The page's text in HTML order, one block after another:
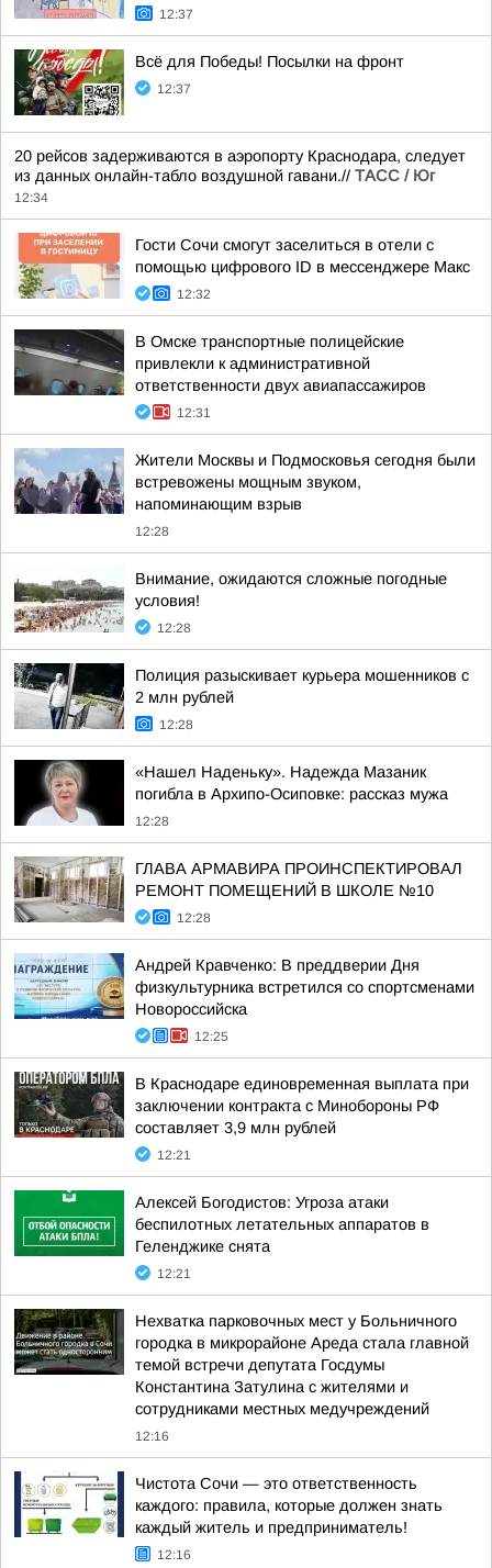
12:37
Всё для Победы! Посылки на фронт
12:37
20 рейсов задерживаются в аэропорту Краснодара, следует
из данных онлайн-табло воздушной гавани.// ТАСС / Юг
12:34
Гости Сочи смогут заселиться в отели с
помощью цифрового ID в мессенджере Макс
12:32
В Омске транспортные полицейские
привлекли к административной
ответственности двух авиапассажиров
12:31
Жители Москвы и Подмосковья сегодня были
встревожены мощным звуком,
напоминающим взрыв
12:28
Внимание, ожидаются сложные погодные
условия!
12:28
Полиция разыскивает курьера мошенников с
2 млн рублей
12:28
«Нашел Наденьку». Надежда Мазаник
погибла в Архипо-Осиповке: рассказ мужа
12:28
ГЛАВА АРМАВИРА ПРОИНСПЕКТИРОВАЛ
РЕМОНТ ПОМЕЩЕНИЙ В ШКОЛЕ №10
12:28
Андрей Кравченко: В преддверии Дня
физкультурника встретился со спортсменами
Новороссийска
12:25
В Краснодаре единовременная выплата при
заключении контракта с Минобороны РФ
составляет 3,9 млн рублей
12:21
Алексей Богодистов: Угроза атаки
беспилотных летательных аппаратов в
Геленджике снята
12:21
Нехватка парковочных мест у Больничного
городка в микрорайоне Ареда стала главной
темой встречи депутата Госдумы
Константина Затулина с жителями и
сотрудниками местных медучреждений
12:16
Чистота Сочи — это ответственность
каждого: правила, которые должен знать
каждый житель и предприниматель!
12:16